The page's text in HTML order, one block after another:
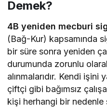
Demek?
4B yeniden mecburi
(Bağ-Kur) kapsamında
bir süre sonra yeniden
durumunda zorunlu
alınmalarıdır. Kendi
çiftçi gibi bağımsız
kişi herhangi bir nedenle